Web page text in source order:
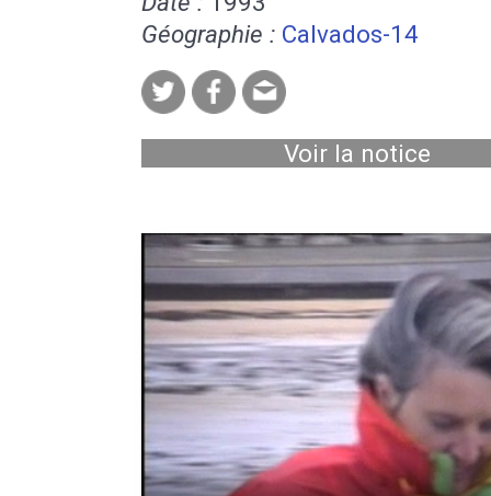
Géographie : Calvados-14
Voir la notice